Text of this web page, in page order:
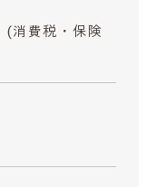
(消費税・保険